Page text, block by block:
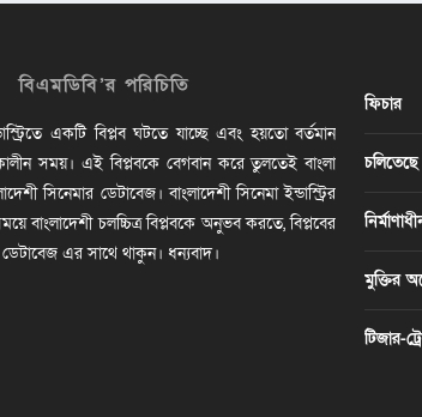
বিএমডিবি’র পরিচিতি
একটি বিপ্লব ঘটতে যাচ্ছে এবং হয়তো বর্তমান
সময়। এই বিপ্লবকে বেগবান করে তুলতেই বাংলা
সিনেমার ডেটাবেজ। বাংলাদেশী সিনেমা ইন্ডাস্ট্রির
বাংলাদেশী চলচ্চিত্র বিপ্লবকে অনুভব করতে, বিপ্লবের
ডেটাবেজ এর সাথে থাকুন। ধন্যবাদ।
ফিচার
চলিতেছে
মুক্তির
টিজার-